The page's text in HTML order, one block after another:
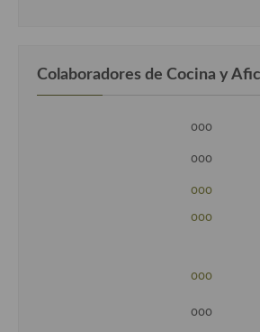
Colaboradores de Cocina y
ooo
ooo
ooo
ooo
ooo
ooo